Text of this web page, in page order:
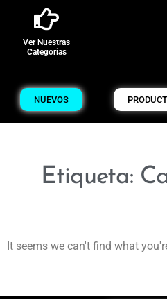
Ver Nuestras
Categorias
NUEVOS
Etiqueta:
It seems we can't find what